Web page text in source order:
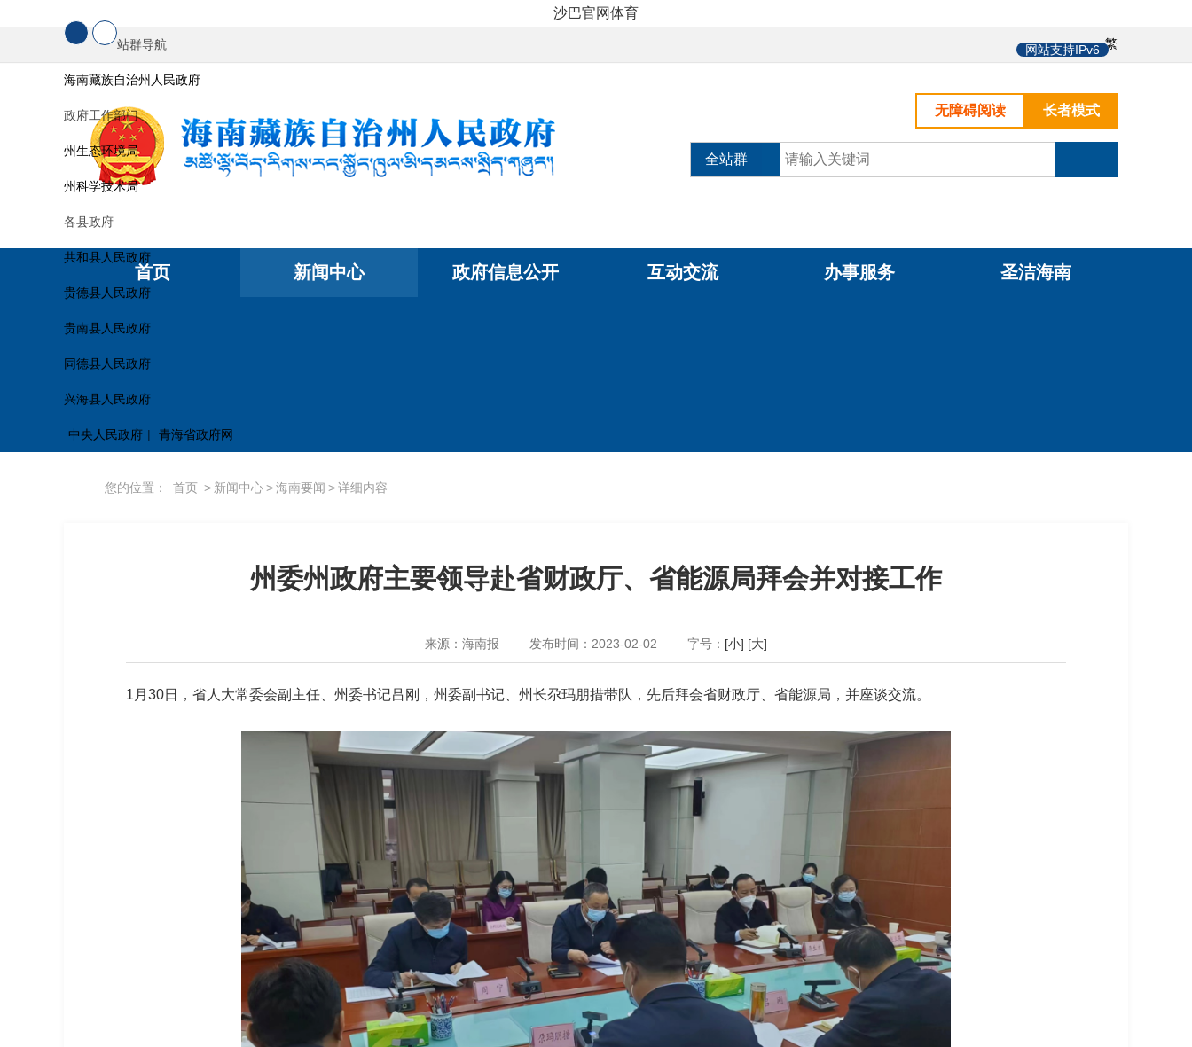
沙巴官网体育
中
繁
网站支持IPv6
站群导航
海南藏族自治州人民政府
政府工作部门
州生态环境局
州科学技术局
各县政府
共和县人民政府
贵德县人民政府
贵南县人民政府
同德县人民政府
兴海县人民政府
中央人民政府 | 青海省政府网
长者模式
无障碍阅读
全站群
首页 新闻中心 政府信息公开 互动交流 办事服务 圣洁海南
您的位置： 首页 > 新闻中心>海南要闻 >详细内容
州委州政府主要领导赴省财政厅、省能源局拜会并对接工作
来源：海南报 发布时间：2023-02-02 字号： [小] [大]
1月30日，省人大常委会副主任、州委书记吕刚，州委副书记、州长尕玛朋措带队，先后拜会省财政厅、省能源局，并座谈交流。